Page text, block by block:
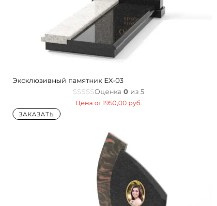
Эксклюзивный памятник EX-03
Оценка 0 из 5
Цена от1950,00 руб.
ЗАКАЗАТЬ